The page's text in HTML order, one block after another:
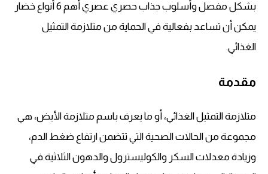
بشكل مفصل وأسلوب جذاب حصري عصري أهم 6 أنواع خضار
يمكن أن تساعد بفعالية في الحماية من متلازمة التمثيل
الغذائي.
مقدمة
متلازمة التمثيل الغذائي، أو ما يعرف باسم متلازمة الأيض، هي
مجموعة من الحالات الصحية التي تتضمن ارتفاع ضغط الدم،
وزيادة معدلات السكر والكوليسترول والدهون الثلاثية في